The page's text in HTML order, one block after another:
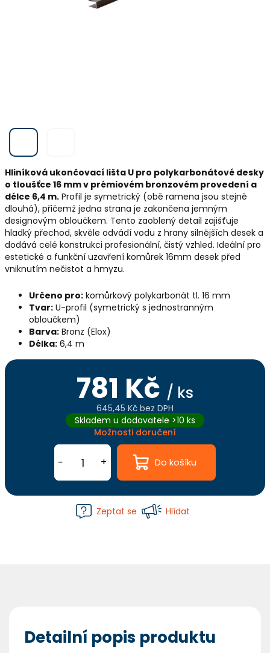
Hliníková ukončovací lišta U pro polykarbonátové desky
o tloušťce 16 mm v prémiovém bronzovém provedení a
délce 6,4 m. Profil je symetrický (obě ramena jsou stejně
dlouhá), přičemž jedna strana je zakončena jemným
designovým obloučkem. Tento zaoblený detail zajišťuje
hladký přechod, skvěle odvádí vodu z hrany silnějších desek a
dodává celé konstrukci profesionální, čistý vzhled. Ideální pro
estetické a funkční uzavření komůrek 16mm desek před
vniknutím nečistot a hmyzu.
Určeno pro: komůrkový polykarbonát tl. 16 mm
Tvar: U-profil (symetrický s jednostranným
obloučkem)
Barva: Bronz (Elox)
Délka: 6,4 m
781 Kč / ks
645,45 Kč bez DPH
Měrná
cena:
Skladem u dodavatele >10 ks
Možnosti doručení
+
− Do košíku
Zeptat se Hlídat
Detailní popis produktu